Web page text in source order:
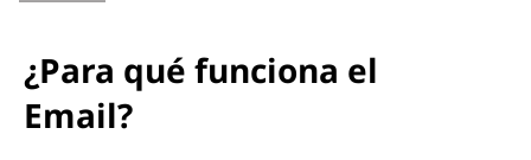
¿Para qué funciona el
Email?